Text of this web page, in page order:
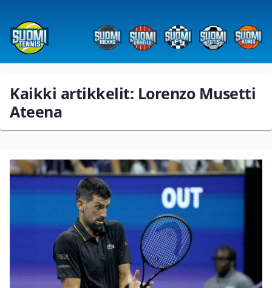
Kaikki artikkelit: Lorenzo Musetti
Ateena